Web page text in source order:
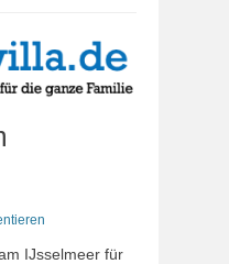
IJsselmeer für